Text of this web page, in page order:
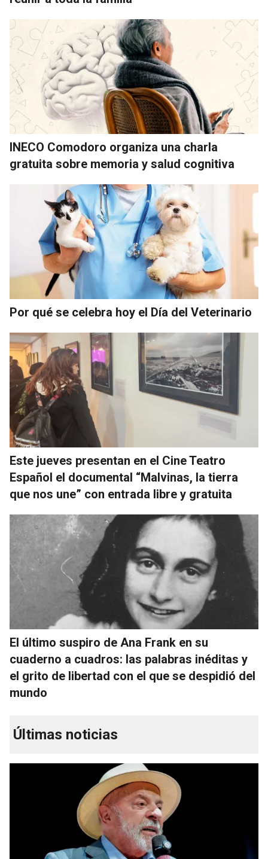
INECO Comodoro organiza una charla
gratuita sobre memoria y salud cognitiva
Por qué se celebra hoy el Día del Veterinario
Este jueves presentan en el Cine Teatro
Español el documental “Malvinas, la tierra
que nos une” con entrada libre y gratuita
El último suspiro de Ana Frank en su
cuaderno a cuadros: las palabras inéditas y
el grito de libertad con el que se despidió del
mundo
Últimas noticias